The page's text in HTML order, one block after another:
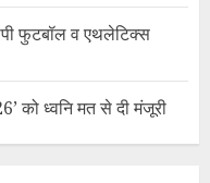
फुटबॉल व एथलेटिक्स
को ध्वनि मत से दी मंजूरी